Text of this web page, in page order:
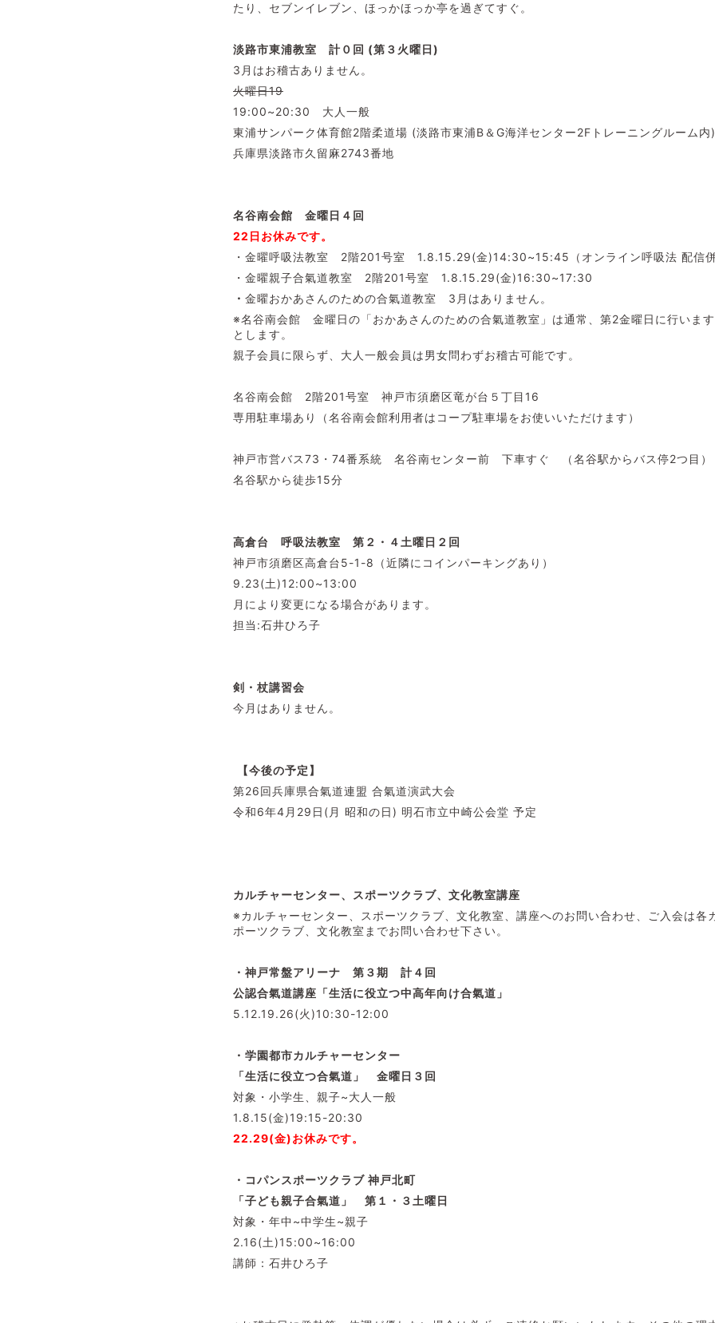
たり、セブンイレブン、ほっかほっか亭を過ぎてすぐ。
淡路市東浦教室 計０回 (第３火曜日)
3月はお稽古ありません。
火曜日19
19:00~20:30 大人一般
東浦サンパーク体育館2階柔道場 (淡路市東浦B＆G海洋センター2Fトレーニングルーム内)
兵庫県淡路市久留麻2743番地
名谷南会館 金曜日４ 回
22日 お休みです。
・金曜呼吸法教室 2階201号室 1.8.15.29(金)14:30~15:45（オンライン呼吸法 配信併
・金曜親子合氣道教室 2階201号室 1.8.15.29(金)16:30~17:30
・ 金曜おかあさんのための合氣道教室 3月はありません。
※名谷南会館 金曜日の「おかあさんのための合氣道教室」は通常、第2金曜日に行いま
とします。
親子会員に限らず、大人一般会員は男女問わずお稽古可能です。
名谷南会館 2階201号室 神戸市須磨区竜が台５丁目16
専用駐車場あり（名谷南会館利用者はコープ駐車場をお使いいただけます）
神戸市営バス73・74番系統 名谷南センター前 下車すぐ （名谷駅からバス停2つ目）
名谷駅から徒歩15分
高倉台 呼吸法教室
第２・４土曜日２回
神戸市須磨区高倉台5-1-8（近隣にコインパーキングあり）
9.23(土)12:00~13:00
月により変更になる場合があります。
担当:石井ひろ子
剣・杖講習会
今月はありません。
【今後の予定】
第26回兵庫県合氣道連盟 合氣道演武大会
令和6年4月29日(月 昭和の日) 明石市立中崎公会堂 予定
カルチャーセンター、スポーツクラブ、文化教室講座
※カルチャーセンター、スポーツクラブ、文化教室、講座へのお問い合わせ、ご入会は各
ポーツクラブ、文化教室までお問い合わせ下さい。
・神戸常盤アリーナ 第３期 計４回
公認合氣道講座「生活に役立つ中高年向け合氣道」
5.12.19.26(火)10:30-12:00
・学園都市カルチャーセンター
「生活に役立つ合氣道」 金曜日３ 回
対象・小学生、親子~大人一般
1.8.15(金)19:15-20:30
22.29(金)お休みです。
・コパンスポーツクラブ 神戸北町
「子ども親子合氣道」 第１・３土曜日
対象・年中~中学生~親子
2.16(土)15:00~16:00
講師：石井ひろ子